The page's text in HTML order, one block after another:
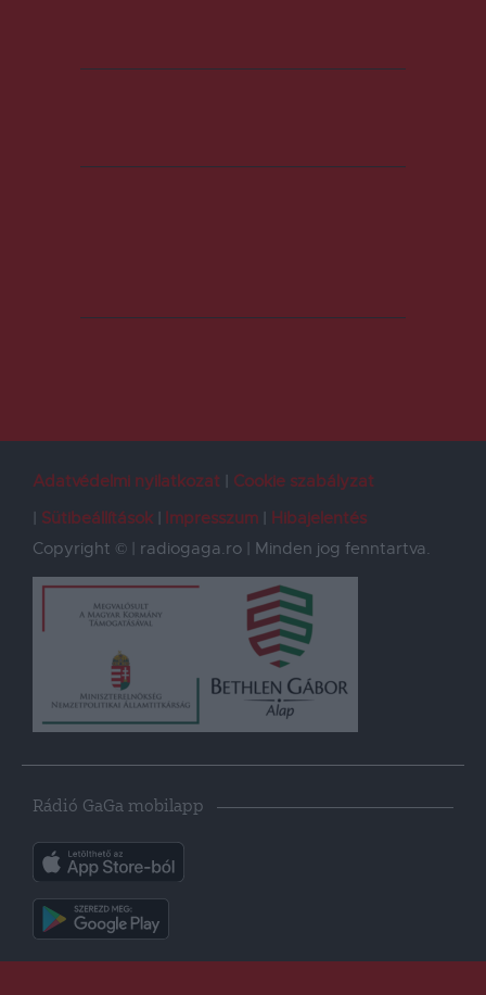
Adatvédelmi nyilatkozat
Cookie szabályzat
Sütibeállítások
Impresszum
Hibajelentés
Copyright © | radiogaga.ro | Minden jog fenntartva.
Rádió GaGa mobilapp